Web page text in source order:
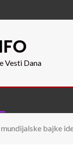
Vesti Dana
bajke